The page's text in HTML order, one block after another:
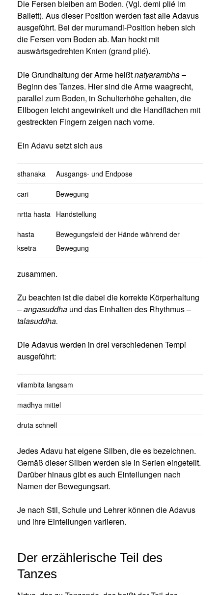
Die Fersen bleiben am Boden. (Vgl. demi plié im
Ballett). Aus dieser Position werden fast alle Adavus
ausgeführt. Bei der murumandi-Position heben sich
die Fersen vom Boden ab. Man hockt mit
auswärtsgedrehten Knien (grand plié).
Die Grundhaltung der Arme heißtnatyarambha–
Beginn des Tanzes. Hier sind die Arme waagrecht,
paral­lel zum Boden, in Schulterhöhe gehalten, die
Ellbogen leicht angewinkelt und die Handflächen mit
gestreckten Fingern zeigen nach vorne.
Ein Adavu setzt sich aus
sthanaka Ausgangs- und Endpose
cari Bewegung
nrtta hasta Handstellung
hasta
ksetra
Bewegungsfeld der Hände während der
Bewegung
zusammen.
Zu beachten ist die dabei die korrekte Körperhaltung
–angasuddha und das Einhalten des Rhythmus –
talasuddha.
Die Adavus werden in drei verschiedenen Tempi
ausgeführt:
vilambita langsam
madhya mittel
druta schnell
Jedes Adavu hat eigene Silben, die es bezeichnen.
Gemäß dieser Silben werden sie in Serien eingeteilt.
Darüber hinaus gibt es auch Einteilungen nach
Namen der Bewegungsart.
Je nach Stil, Schule und Lehrer können die Adavus
und ihre Einteilungen variieren.
Der erzählerische Teil des
Tanzes